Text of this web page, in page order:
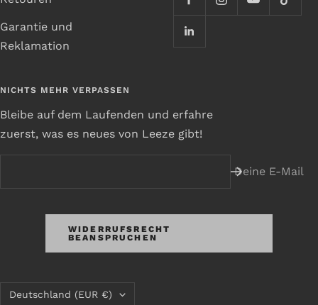
Garantie und
Reklamation
NICHTS MEHR VERPASSEN
Bleibe auf dem Laufenden und erfahre
zuerst, was es neues von Leeze gibt!
Deine E-Mail
WIDERRUFSRECHT
BEANSPRUCHEN
Land/Region Deutschland (EUR €)